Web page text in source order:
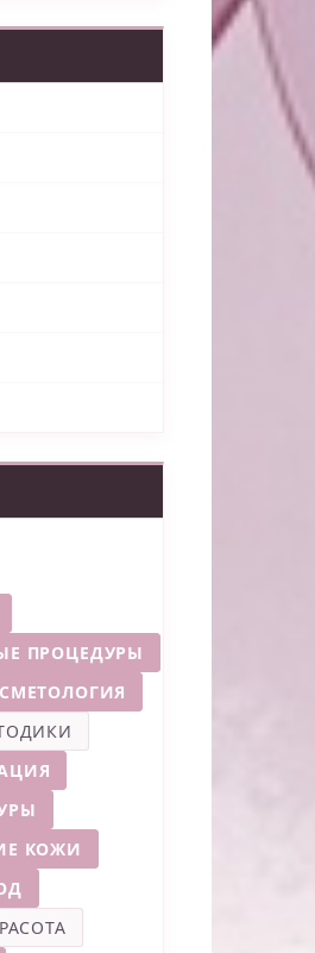
ПРОЦЕДУРЫ
КОЖИ